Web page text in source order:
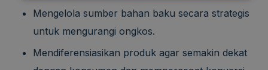
Mengelola sumber bahan baku secara strategis
untuk mengurangi ongkos.
Mendiferensiasikan produk agar semakin dekat